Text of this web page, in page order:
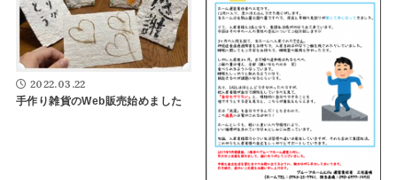
2022.03.22
手作り雑貨のWeb販売始めました